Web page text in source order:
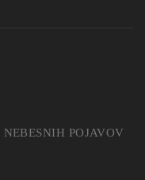
POJAVOV